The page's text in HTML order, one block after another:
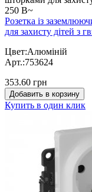
Розетка із
для захисту дітей з
Цвет:Алюміній
Арт.:753624
353.60 грн
Добавить в корзину
Купить в один клик